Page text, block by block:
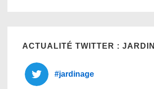
ACTUALITÉ TWITTER : JARDIN
#jardinage